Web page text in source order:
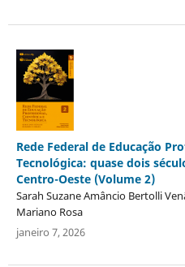
Rede Federal de Educação
Tecnológica: quase dois
Centro-Oeste (Volume 2)
Sarah Suzane Amâncio Bertolli
Mariano Rosa
janeiro 7, 2026